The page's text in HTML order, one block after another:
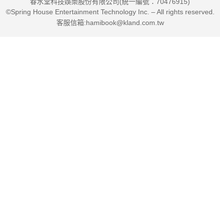
©Spring House Entertainment Technology Inc. – All rights reserved.
客服信箱:hamibook@kland.com.tw